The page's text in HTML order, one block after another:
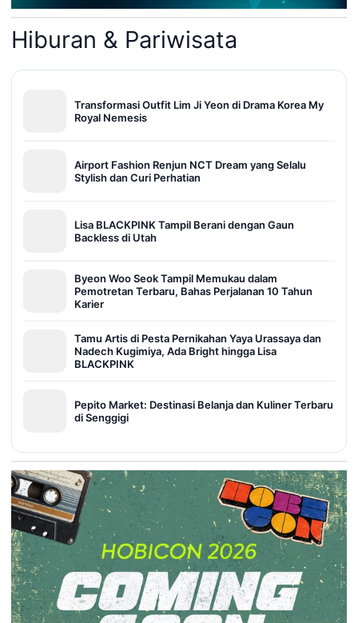
Hiburan & Pariwisata
Transformasi Outfit Lim Ji Yeon di Drama Korea My
Royal Nemesis
Airport Fashion Renjun NCT Dream yang Selalu
Stylish dan Curi Perhatian
Lisa BLACKPINK Tampil Berani dengan Gaun
Backless di Utah
Byeon Woo Seok Tampil Memukau dalam
Pemotretan Terbaru, Bahas Perjalanan 10 Tahun
Karier
Tamu Artis di Pesta Pernikahan Yaya Urassaya dan
Nadech Kugimiya, Ada Bright hingga Lisa
BLACKPINK
Pepito Market: Destinasi Belanja dan Kuliner Terbaru
di Senggigi